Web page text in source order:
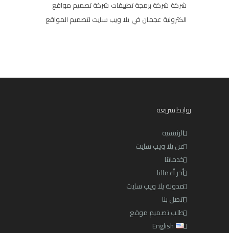
شركة شركة برمجة تطبيقات شركة تصميم مواقع
الكترونية عجمان في يلا ويب سايت لتصميم المواقع
روابط سريعة
الرئيسية
عن يلا ويب سايت
خدماتنا
أخر أعمالنا
مدونة يلا ويب سايت
اتصل بنا
طلب تصميم موقع
English